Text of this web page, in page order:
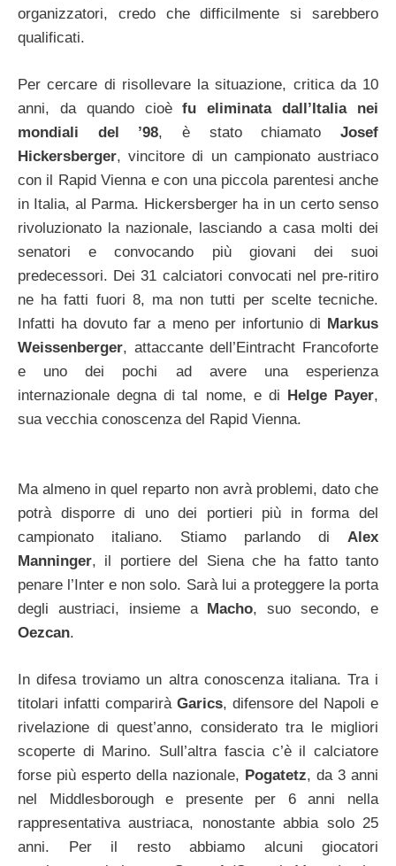
organizzatori, credo che difficilmente si sarebbero
qualificati.
Per cercare di risollevare la situazione, critica da 10
anni, da quando cioèfu eliminata dall’Italia nei
mondiali del ’98, è stato chiamatoJosef
Hickersberger, vincitore di un campionato austriaco
con il Rapid Vienna e con una piccola parentesi anche
in Italia, al Parma. Hickersberger ha in un certo senso
rivoluzionato la nazionale, lasciando a casa molti dei
senatori e convocando più giovani dei suoi
predecessori. Dei 31 calciatori convocati nel pre-ritiro
ne ha fatti fuori 8, ma non tutti per scelte tecniche.
Infatti ha dovuto far a meno per infortunio di Markus
Weissenberger, attaccante dell’Eintracht Francoforte
e uno dei pochi ad avere una esperienza
internazionale degna di tal nome, e di Helge Payer,
sua vecchia conoscenza del Rapid Vienna.
Ma almeno in quel reparto non avrà problemi, dato che
potrà disporre di uno dei portieri più in forma del
campionato italiano. Stiamo parlando di Alex
Manninger, il portiere del Siena che ha fatto tanto
penare l’Inter e non solo. Sarà lui a proteggere la porta
degli austriaci, insieme a Macho, suo secondo, e
Oezcan.
In difesa troviamo un altra conoscenza italiana. Tra i
titolari infatti comparirà Garics, difensore del Napoli e
rivelazione di quest’anno, considerato tra le migliori
scoperte di Marino. Sull’altra fascia c’è il calciatore
forse più esperto della nazionale, Pogatetz, da 3 anni
nel Middlesborough e presente per 6 anni nella
rappresentativa austriaca, nonostante abbia solo 25
anni. Per il resto abbiamo alcuni giocatori